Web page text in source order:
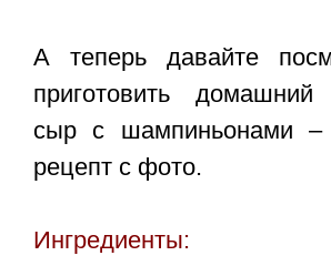
А теперь давайте
приготовить домашний
сыр с шампиньонами –
рецепт с фото.
Ингредиенты: